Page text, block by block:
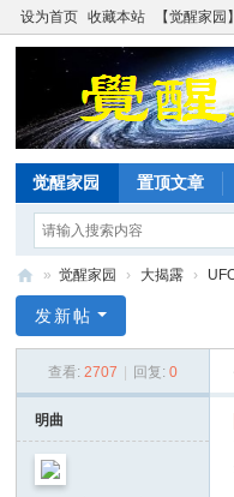
设为首页 收藏本站 【觉醒家园
觉醒家园 置顶文章
醒
园
» 觉醒家园 › 大揭露 ›
发新帖
查看: 2707 回复: 0
明曲